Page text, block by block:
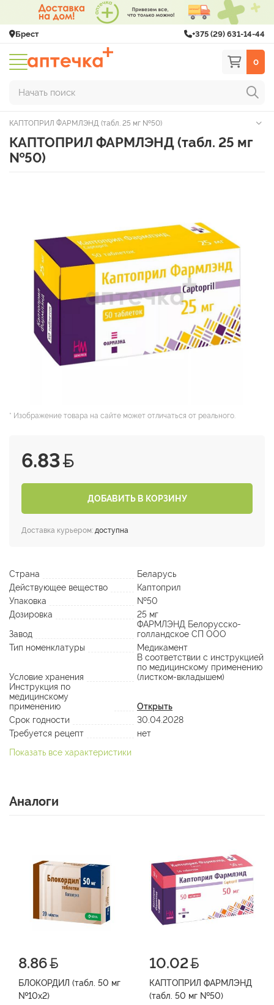
Брест +375 (29) 631-14-44
0
Начать поиск
КАПТОПРИЛ ФАРМЛЭНД (табл. 25 мг №50)
КАПТОПРИЛ ФАРМЛЭНД (табл. 25 мг
№50)
* Изображение товара на сайте может отличаться от реального.
6.83
ДОБАВИТЬ В КОРЗИНУ
Доставка курьером: доступна
Страна
Беларусь
Действующее вещество
Каптоприл
Упаковка
№50
Дозировка
25 мг
Завод
ФАРМЛЭНД Белорусско-
голландское СП ООО
Тип номенклатуры
Медикамент
Условие хранения
В соответствии с инструкцией
по медицинскому применению
(листком-вкладышем)
Инструкция по
медицинскому
применению
Открыть
Срок годности
30.04.2028
Требуется рецепт
нет
Показать все характеристики
Аналоги
8.86
БЛОКОРДИЛ (табл. 50 мг
№10х2)
10.02
КАПТОПРИЛ ФАРМЛЭНД
(табл. 50 мг №50)